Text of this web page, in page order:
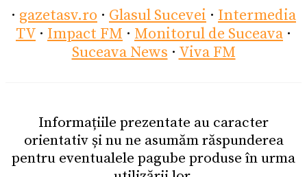
· gazetasv.ro · Glasul Sucevei · Intermedia
TV · Impact FM · Monitorul de Suceava ·
Suceava News · Viva FM
Informațiile prezentate au caracter
orientativ și nu ne asumăm răspunderea
pentru eventualele pagube produse în urma